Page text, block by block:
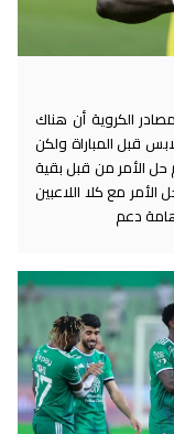
الكروية أن هناك
قبل المباراة ولكن
حل الأمر من قبل بقية
مع كلا اللاعبين
دعم